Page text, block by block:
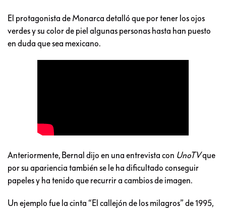
El protagonista de Monarca detalló que por tener los ojos
verdes y su color de piel algunas personas hasta han puesto
en duda que sea mexicano.
Anteriormente, Bernal dijo en una entrevista con UnoTVque
por su apariencia también se le ha dificultado conseguir
papeles y ha tenido que recurrir a cambios de imagen.
Un ejemplo fue la cinta “El callejón de los milagros” de 1995,